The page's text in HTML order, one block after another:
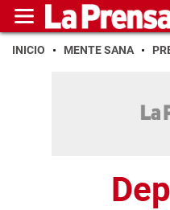
INICIO MENTE SANA